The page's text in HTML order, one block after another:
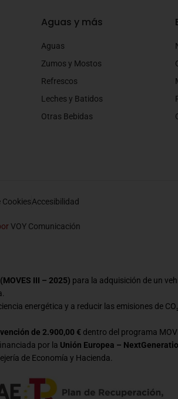
Aguas y más
Aguas
Zumos y Mostos
Refrescos
Leches y Batidos
Otras Bebidas
CookiesAccesibilidad
VOY Comunicación
III – 2025) para la adquisición de un
energética y a reducir las emisiones de
de 2.900,00 € dentro del programa
por la Unión Europea –
de Economía y Hacienda.